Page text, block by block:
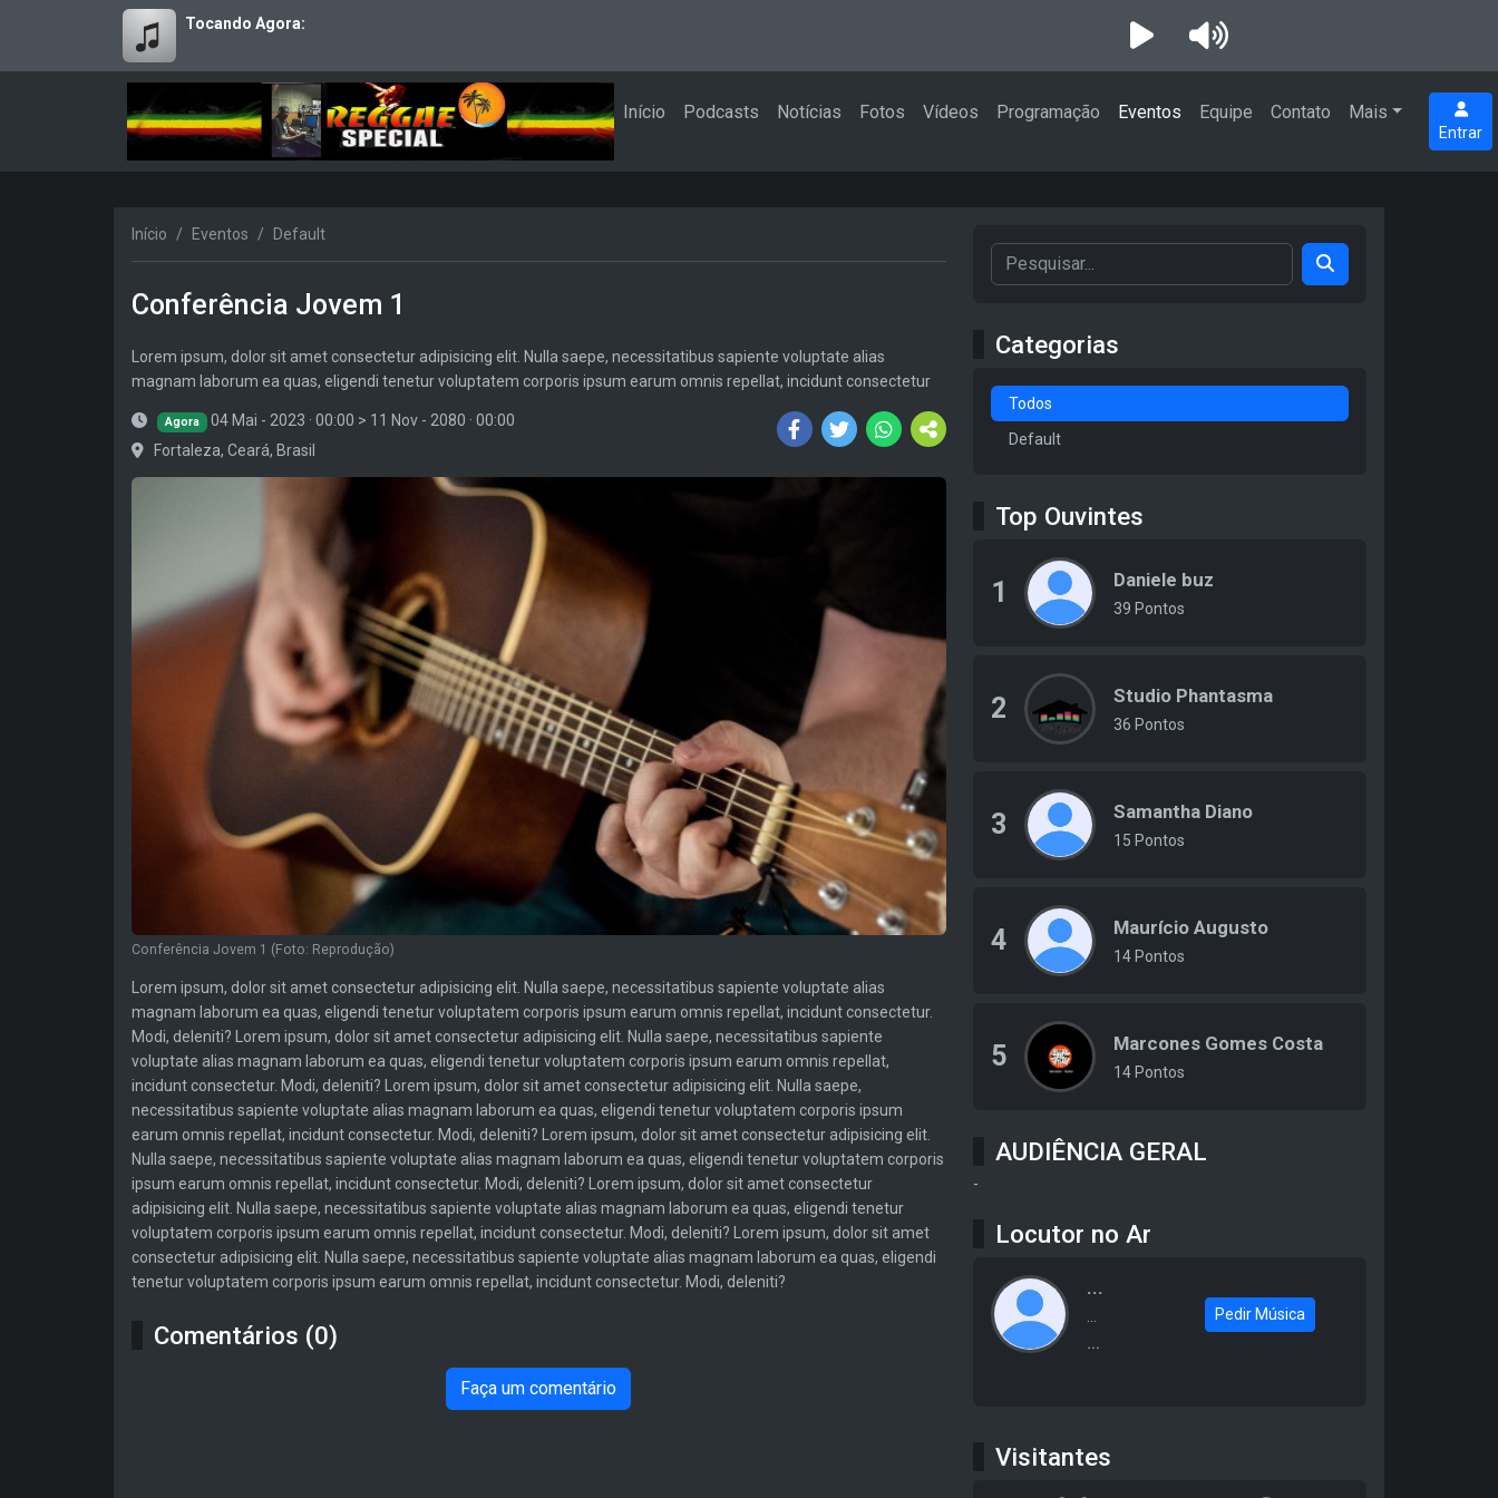
Tocando Agora:
Início Podcasts Notícias Fotos Vídeos Programação Eventos Equipe Contato Mais
Entrar
Início Eventos Default
Conferência Jovem 1
Lorem ipsum, dolor sit amet consectetur adipisicing elit. Nulla saepe, necessitatibus sapiente voluptate alias
magnam laborum ea quas, eligendi tenetur voluptatem corporis ipsum earum omnis repellat, incidunt consectetur
Agora 04 Mai - 2023 · 00:00 > 11 Nov - 2080 · 00:00
Fortaleza, Ceará, Brasil
Conferência Jovem 1 (Foto: Reprodução)
Lorem ipsum, dolor sit amet consectetur adipisicing elit. Nulla saepe, necessitatibus sapiente voluptate alias
magnam laborum ea quas, eligendi tenetur voluptatem corporis ipsum earum omnis repellat, incidunt consectetur.
Modi, deleniti? Lorem ipsum, dolor sit amet consectetur adipisicing elit. Nulla saepe, necessitatibus sapiente
voluptate alias magnam laborum ea quas, eligendi tenetur voluptatem corporis ipsum earum omnis repellat,
incidunt consectetur. Modi, deleniti? Lorem ipsum, dolor sit amet consectetur adipisicing elit. Nulla saepe,
necessitatibus sapiente voluptate alias magnam laborum ea quas, eligendi tenetur voluptatem corporis ipsum
earum omnis repellat, incidunt consectetur. Modi, deleniti? Lorem ipsum, dolor sit amet consectetur adipisicing elit.
Nulla saepe, necessitatibus sapiente voluptate alias magnam laborum ea quas, eligendi tenetur voluptatem corporis
ipsum earum omnis repellat, incidunt consectetur. Modi, deleniti? Lorem ipsum, dolor sit amet consectetur
adipisicing elit. Nulla saepe, necessitatibus sapiente voluptate alias magnam laborum ea quas, eligendi tenetur
voluptatem corporis ipsum earum omnis repellat, incidunt consectetur. Modi, deleniti? Lorem ipsum, dolor sit amet
consectetur adipisicing elit. Nulla saepe, necessitatibus sapiente voluptate alias magnam laborum ea quas, eligendi
tenetur voluptatem corporis ipsum earum omnis repellat, incidunt consectetur. Modi, deleniti?
Comentários (0)
Faça um comentário
Categorias
Todos
Default
Top Ouvintes
1 Daniele buz
39 Pontos
2 Studio Phantasma
36 Pontos
3 Samantha Diano
15 Pontos
4 Maurício Augusto
14 Pontos
5 Marcones Gomes Costa
14 Pontos
AUDIÊNCIA GERAL
-
Locutor no Ar
...
...
Pedir Música
Visitantes